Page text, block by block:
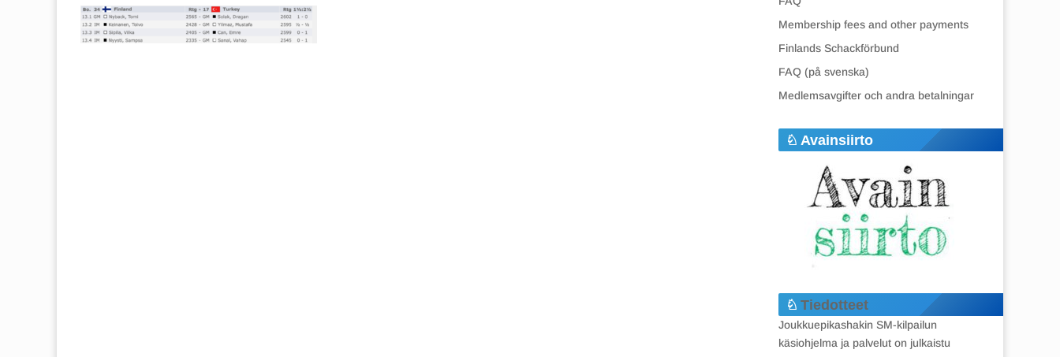
Membership fees and other payments
Finlands Schackförbund
FAQ (på svenska)
Medlemsavgifter och andra betalningar
Avainsiirto
Tiedotteet
Joukkuepikashakin SM-kilpailun
käsiohjelma ja palvelut on julkaistu